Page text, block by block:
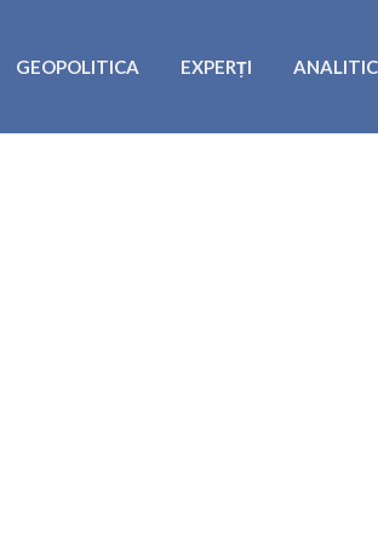
GEOPOLITICA EXPERȚI